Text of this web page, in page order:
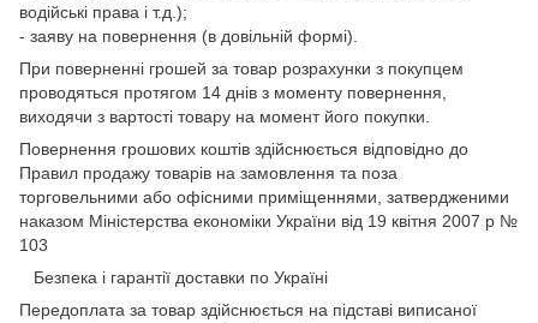
водійські права і т.д.);
- заяву на повернення (в довільній формі).
При поверненні грошей за товар розрахунки з покупцем
проводяться протягом 14 днів з моменту повернення,
виходячи з вартості товару на момент його покупки.
Повернення грошових коштів здійснюється відповідно до
Правил продажу товарів на замовлення та поза
торговельними або офісними приміщеннями, затвердженими
наказом Міністерства економіки України від 19 квітня 2007 р №
103
Безпека і гарантії доставки по Україні
Передоплата за товар здійснюється на підставі виписаної